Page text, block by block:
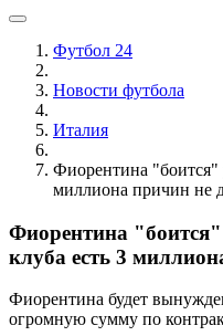
Футбол 24
Новости футбола
Италия
Фиорентина "боится"
миллиона причин не
Фиорентина
клуба есть 3
Фиорентина будет
огромную сумму по